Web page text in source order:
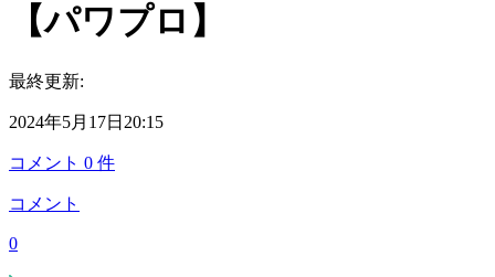
【パワプロ】
最終更新:
2024年5月17日20:15
コメント 0 件
コメント
0